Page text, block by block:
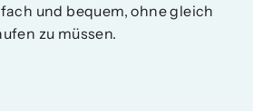
und bequem, ohne gleich
zu müssen.